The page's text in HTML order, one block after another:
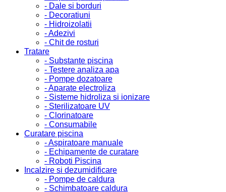
- Dale si borduri
- Decoratiuni
- Hidroizolatii
- Adezivi
- Chit de rosturi
Tratare
- Substante piscina
- Testere analiza apa
- Pompe dozatoare
- Aparate electroliza
- Sisteme hidroliza si ionizare
- Sterilizatoare UV
- Clorinatoare
- Consumabile
Curatare piscina
- Aspiratoare manuale
- Echipamente de curatare
- Roboti Piscina
Incalzire si dezumidificare
- Pompe de caldura
- Schimbatoare caldura